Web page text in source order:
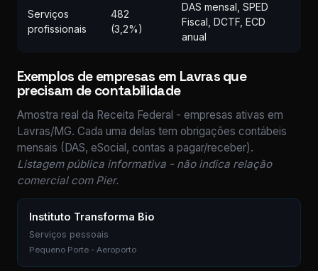
Serviços
profissionais
482
(3,2%)
DAS mensal, SPED
Fiscal, DCTF, ECD
anual
Exemplos de empresas em Lavras que
precisam de contabilidade
Amostra real da Receita Federal - empresas ativas em
Lavras/MG. Cada uma delas tem obrigações contábeis
mensais (DAS, eSocial, contas a pagar/receber).
Listagem pública informativa - não indica relação
comercial com Pier.
Instituto Transforma Bio
Serviços pessoais
Pequeno Porte - Aeroporto